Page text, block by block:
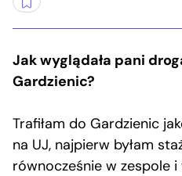
Jak wyglądała pani
Gardzienic?
Trafiłam do Gardzienic
na UJ, najpierw byłam
równocześnie w zespole